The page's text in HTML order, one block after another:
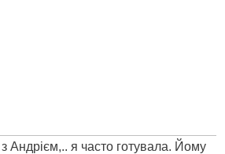
Андрієм,.. я часто готувала. Йому